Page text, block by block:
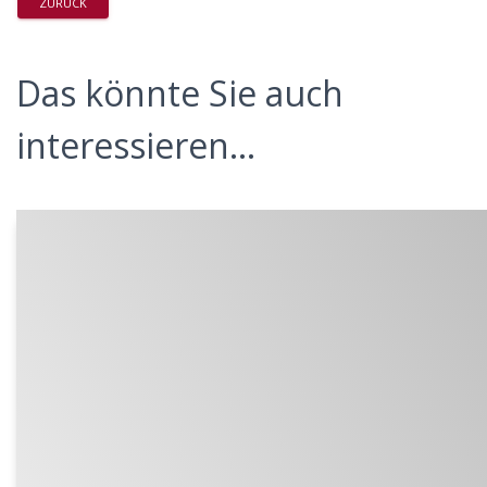
Das könnte Sie auch
interessieren...